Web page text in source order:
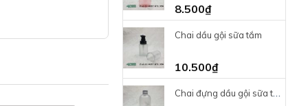
8.500₫
Chai dầu gội sữa tắm
10.500₫
Chai đựng dầu gội sữa tắm